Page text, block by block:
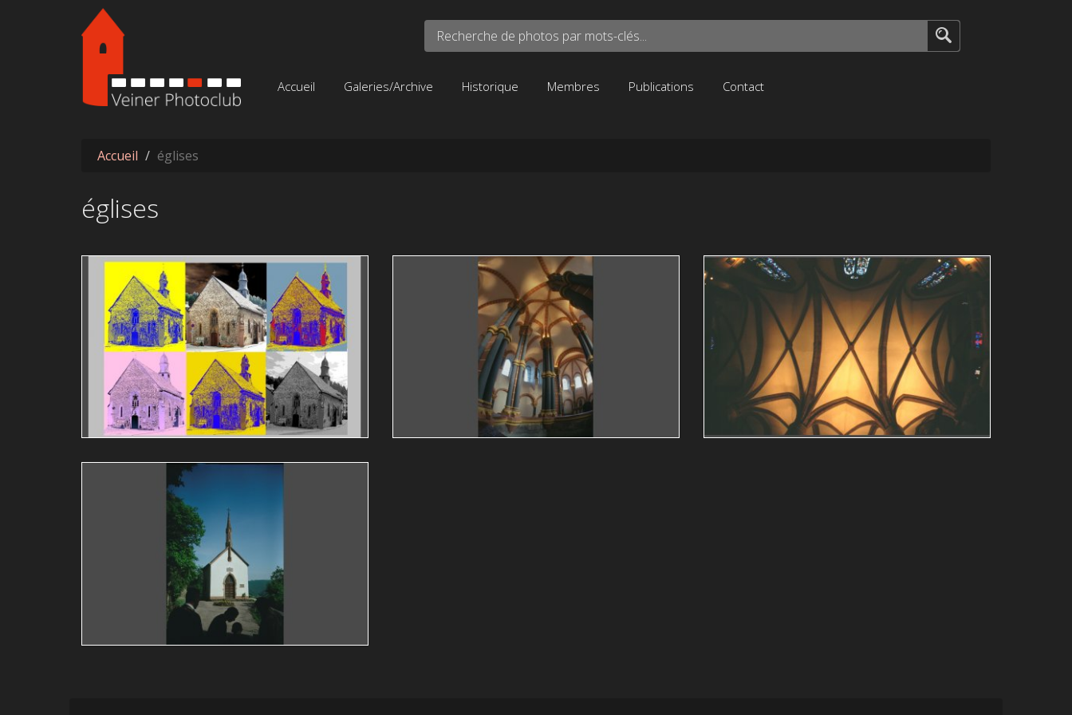
Aller au contenu principal
Recherche de photos par mots-clés...
Accueil Galeries/Archive Historique Membres Publications Contact
Accueil églises
églises
Nekloskierch Rec
Guy Bollendorff
Vianden
églises architecture
2003 Schloosskapell
Guy Bollendorff
Vianden
château églises
2003 Trinitarierkierch
Guy Bollendorff
Vianden
églises architecture
Guy Bollendorff
églises architecture